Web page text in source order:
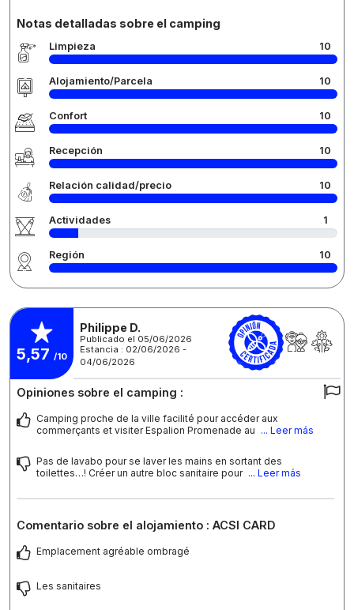
Notas detalladas sobre el camping
Limpieza 10
Alojamiento/Parcela 10
Confort 10
Recepción 10
Relación calidad/precio 10
Actividades 1
Región 10
5,57 /10
Philippe D.
Publicado el 05/06/2026
Estancia : 02/06/2026 -
04/06/2026
Opiniones sobre el camping :
Camping proche de la ville facilité pour accéder aux
commerçants et visiter Espalion Promenade au ... Leer más
Pas de lavabo pour se laver les mains en sortant des
toilettes…! Créer un autre bloc sanitaire pour ... Leer más
Comentario sobre el alojamiento : ACSI CARD
Emplacement agréable ombragé
Les sanitaires